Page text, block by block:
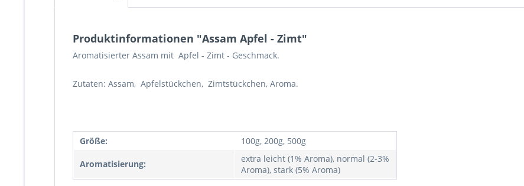
Produktinformationen "Assam Apfel - Zimt"
Aromatisierter Assam mit Apfel - Zimt - Geschmack.
Zutaten: Assam, Apfelstückchen, Zimtstückchen, Aroma.
Größe: 100g, 200g, 500g
Aromatisierung:
extra leicht (1% Aroma), normal (2-3%
Aroma), stark (5% Aroma)